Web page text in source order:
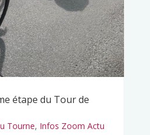
étape du Tour de
Tourne, Infos Zoom Actu